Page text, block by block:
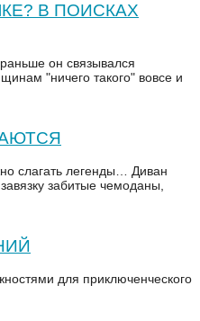
В ПОИСКАХ
он связывался
"ничего такого" вовсе и
слагать легенды… Диван
забитые чемоданы,
для приключенческого